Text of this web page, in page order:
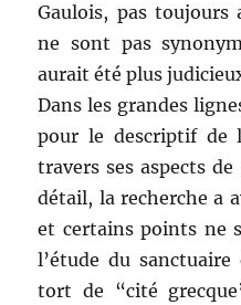
Gaulois, pas toujours
ne sont pas
aurait été plus
Dans les grandes
pour le descriptif de
travers ses aspects
détail, la recherche a
et certains points ne
l’étude du
tort de “cité